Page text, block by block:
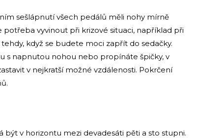
sešlápnutí všech pedálů měli nohy mírně
vyvinout při krizové situaci, například při
když se budete moci zapřít do sedačky.
s napnutou nohou nebo propínáte špičky, v
v nejkratší možné vzdálenosti. Pokrčení
v horizontu mezi devadesáti pěti a sto stupni.